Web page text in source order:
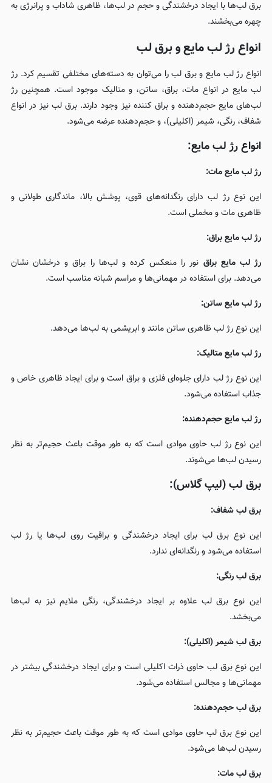
برق لب‌ها با ایجاد درخشندگی و حجم در لب‌ها، ظاهری شاداب و پرانرژی به
چهره می‌بخشند.
انواع رژ لب مایع و برق لب
انواع رژ لب مایع و برق لب را می‌توان به دسته‌های مختلفی تقسیم کرد. رژ
لب مایع در انواع مات، براق، ساتن، و متالیک موجود است. همچنین رژ
لب‌های مایع حجم‌دهنده و براق کننده نیز وجود دارند. برق لب نیز در انواع
شفاف، رنگی، شیمر (اکلیلی)، و حجم‌دهنده عرضه می‌شود.
انواع رژ لب مایع:
رژ لب مایع مات:
این نوع رژ لب دارای رنگدانه‌های قوی، پوشش بالا، ماندگاری طولانی و
ظاهری مات و مخملی است.
رژ لب مایع براق:
رژ لب مایع براق نور را منعکس کرده و لب‌ها را براق و درخشان نشان
می‌دهد. برای استفاده در مهمانی‌ها و مراسم شبانه مناسب است.
رژ لب مایع ساتن:
این نوع رژ لب ظاهری ساتن مانند و ابریشمی به لب‌ها می‌دهد.
رژ لب مایع متالیک:
این نوع رژ لب دارای جلوه‌ای فلزی و براق است و برای ایجاد ظاهری خاص و
جذاب استفاده می‌شود.
رژ لب مایع حجم‌دهنده:
این نوع رژ لب حاوی موادی است که به طور موقت باعث حجیم‌تر به نظر
رسیدن لب‌ها می‌شوند.
برق لب (لیپ گلاس):
برق لب شفاف:
این نوع برق لب برای ایجاد درخشندگی و براقیت روی لب‌ها یا رژ لب
استفاده می‌شود و رنگدانه‌ای ندارد.
برق لب رنگی:
این نوع برق لب علاوه بر ایجاد درخشندگی، رنگی ملایم نیز به لب‌ها
می‌بخشد.
برق لب شیمر (اکلیلی):
این نوع برق لب حاوی ذرات اکلیلی است و برای ایجاد درخشندگی بیشتر در
مهمانی‌ها و مجالس استفاده می‌شود.
برق لب حجم‌دهنده:
این نوع برق لب حاوی موادی است که به طور موقت باعث حجیم‌تر به نظر
رسیدن لب‌ها می‌شود.
برق لب مات: